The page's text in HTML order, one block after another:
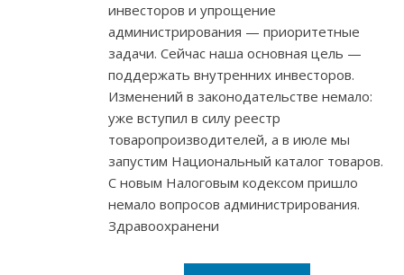
инвесторов и упрощение
администрирования — приоритетные
задачи. Сейчас наша основная цель —
поддержать внутренних инвесторов.
Изменений в законодательстве немало:
уже вступил в силу реестр
товаропроизводителей, а в июле мы
запустим Национальный каталог товаров.
С новым Налоговым кодексом пришло
немало вопросов администрирования.
Здравоохранени